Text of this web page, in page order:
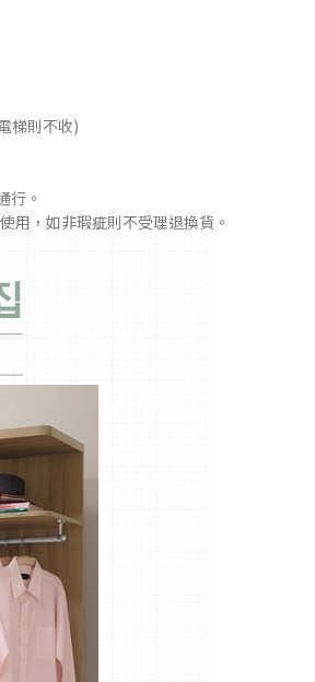
梯則不收)
行。
或已使用，如非瑕疵則不受理退換貨。